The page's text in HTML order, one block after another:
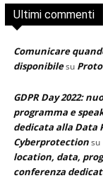
Ultimi commenti
Comunicare
disponibilesu
GDPR Day 2022:
programma e
dedicata alla Data
Cyberprotectionsu
location, data,
conferenza